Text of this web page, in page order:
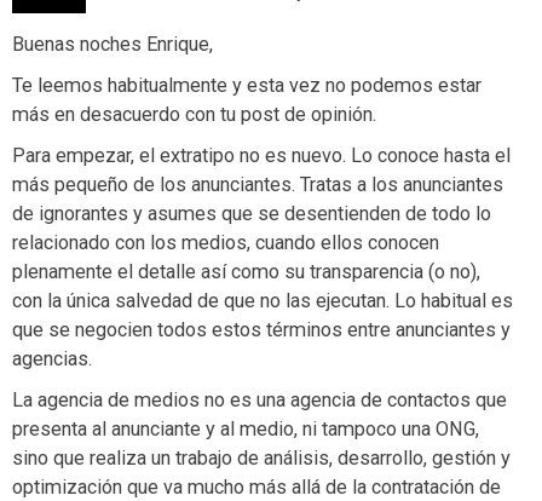
Buenas noches Enrique,
Te leemos habitualmente y esta vez no podemos estar
más en desacuerdo con tu post de opinión.
Para empezar, el extratipo no es nuevo. Lo conoce hasta el
más pequeño de los anunciantes. Tratas a los anunciantes
de ignorantes y asumes que se desentienden de todo lo
relacionado con los medios, cuando ellos conocen
plenamente el detalle así como su transparencia (o no),
con la única salvedad de que no las ejecutan. Lo habitual es
que se negocien todos estos términos entre anunciantes y
agencias.
La agencia de medios no es una agencia de contactos que
presenta al anunciante y al medio, ni tampoco una ONG,
sino que realiza un trabajo de análisis, desarrollo, gestión y
optimización que va mucho más allá de la contratación de